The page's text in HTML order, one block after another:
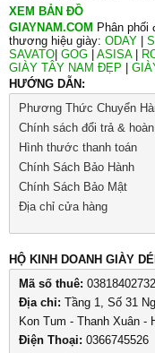
XEM BẢN ĐỒ
GIAYNAM.COM Phân phối
thương hiệu giày: ODAY |
SAVATO| GOG | ASISA|
GIÀY TÂY NAM ĐẸP |
HƯỚNG DẪN:
Phương Thức Chuyển
Chính sách đổi trả &
Hình thước thanh toán
Chính Sách Bảo Hành
Chính Sách Bảo Mật
Địa chỉ cửa hàng
HỘ KINH DOANH GIÀY
Mã số thuê:
Địa chỉ: Tầng 1, Số 31
Kon Tum - Thanh Xuân -
Điện Thoại: 0366745526